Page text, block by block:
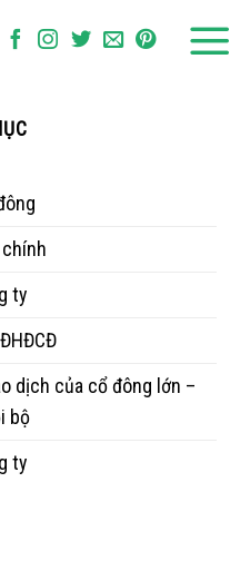
ty
dịch của cổ đông lớn –
bộ
ty